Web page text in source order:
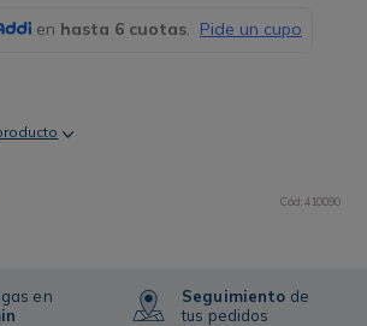
Cód:410090
en
Seguimiento de
tus pedidos